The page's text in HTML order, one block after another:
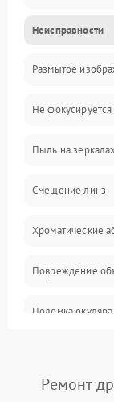
Механика
Наведение
Аксессуары
Неисправности
Размытое
Не фокусируется
Пыль на зеркалах
Смещение линз
Хроматические
Повреждение
Поломка окуляра
Ремонт